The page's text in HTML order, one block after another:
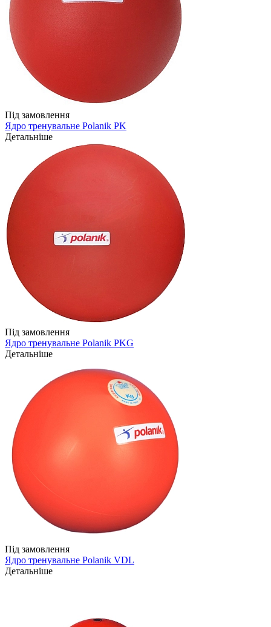
Під замовлення
Ядро тренувальне Polanik PK
Детальніше
Під замовлення
Ядро тренувальне Polanik PKG
Детальніше
Під замовлення
Ядро тренувальне Polanik VDL
Детальніше